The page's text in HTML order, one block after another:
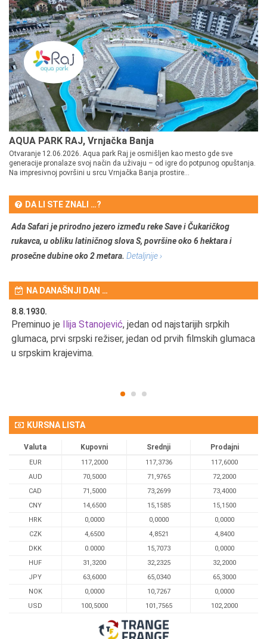
AQUA PARK RAJ, Vrnjačka Banja
Otvaranje 12.06.2026. Aqua park Raj je osmišljen kao mesto gde sve
generacije pronalaze svoj način da uživaju – od igre do potpunog opuštanja.
Na impresivnoj površini u srcu Vrnjačka Banja prostire...
DA LI STE ZNALI …?
Ada Safari je prirodno jezero između reke Save i Čukaričkog
rukavca, u obliku latiničnog slova S, površine oko 6 hektara i
prosečne dubine oko 2 metara. Detaljnije ›
NA DANAŠNJI DAN …
8.8.1930.
Preminuo je Ilija Stanojević, jedan od najstarijih srpkih
glumaca, prvi srpski režiser, jedan od prvih filmskih glumaca
u srpskim krajevima.
KURSNA LISTA
Valuta Kupovni Srednji Prodajni
EUR 117,2000 117,3736
117,6000
AUD
70,5000 71,9765
72,2000
CAD
71,5000 73,2699
73,4000
CNY
14,6500 15,1585
15,1500
HRK
0,0000 0,0000
0,0000
CZK
4,6500 4,8521
4,8400
DKK
0.0000 15,7073
0,0000
HUF
31,3200 32,2325
32,2000
JPY
63,6000 65,0340
65,3000
NOK
0,0000 10,7267
0,0000
USD
100,5000 101,7565 102,2000